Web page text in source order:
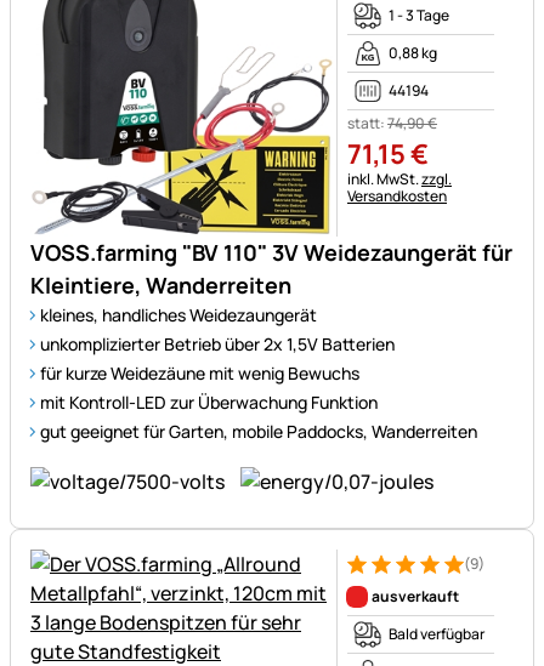
VOSS.farming "BV 110" 3V Weidezaungerät für
Kleintiere, Wanderreiten
kleines, handliches Weidezaungerät
unkomplizierter Betrieb über 2x 1,5V Batterien
für kurze Weidezäune mit wenig Bewuchs
mit Kontroll-LED zur Überwachung Funktion
gut geeignet für Garten, mobile Paddocks, Wanderreiten
1 - 3 Tage
0,88 kg
44194
statt:74,90€
71,15€
Steuerhinweis:
inkl. MwSt.zzgl.
Versandkosten
Bewertung: 5 von 5 (9
9 Bewertungen
(9)
ausverkauft
Bald verfügbar